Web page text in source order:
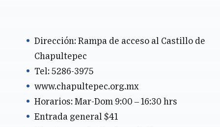
Dirección: Rampa de acceso al Castillo de
Chapultepec
Tel: 5286-3975
www.chapultepec.org.mx
Horarios: Mar-Dom 9:00 – 16:30 hrs
Entrada general $41